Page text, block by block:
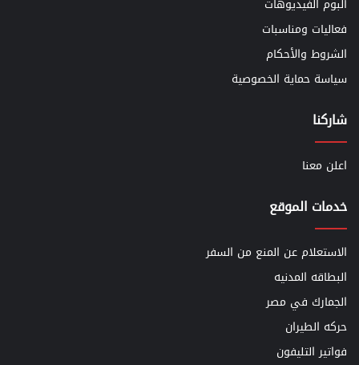
ألبوم الفيديوهات
فعاليات ومناسبات
الشروط والأحكام
سياسة حماية الخصوصية
شاركنا
اعلن معنا
خدمات الموقع
الاستعلام عن المنع من السفر
البطاقه المدنيه
الجمارك في مصر
حركه الطيران
فواتير التليفون